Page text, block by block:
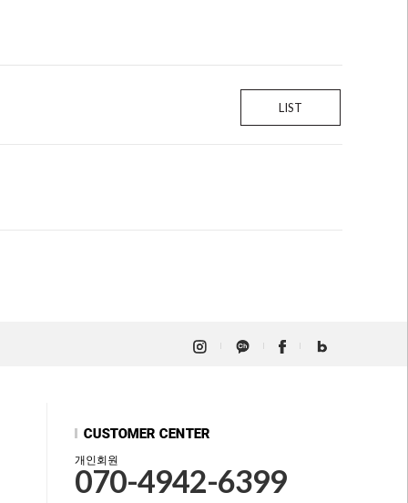
LIST
개인회원
070-4942-6399